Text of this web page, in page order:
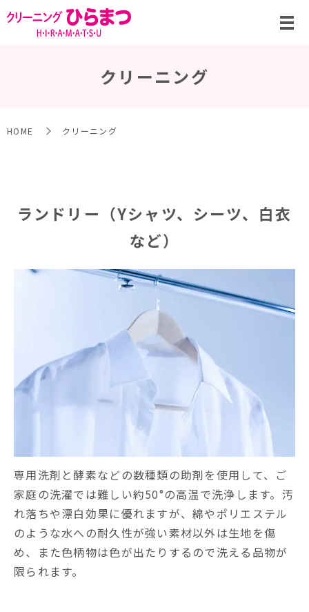
クリーニング
HOME クリーニング
ランドリー（Yシャツ、シーツ、白衣
など）
専用洗剤と酵素などの数種類の助剤を使用して、ご
家庭の洗濯では難しい約50°の高温で洗浄します。汚
れ落ちや漂白効果に優れますが、綿やポリエステル
のような水への耐久性が強い素材以外は生地を傷
め、また色柄物は色が出たりするので洗える品物が
限られます。